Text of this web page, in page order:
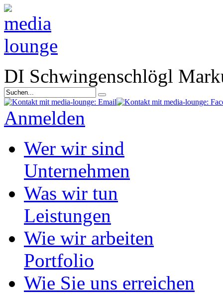
DI Schwingenschlögl
Anmelden
Wer wir sind
Unternehmen
Was wir tun
Leistungen
Wie wir arbeiten
Portfolio
Wie Sie uns erreichen